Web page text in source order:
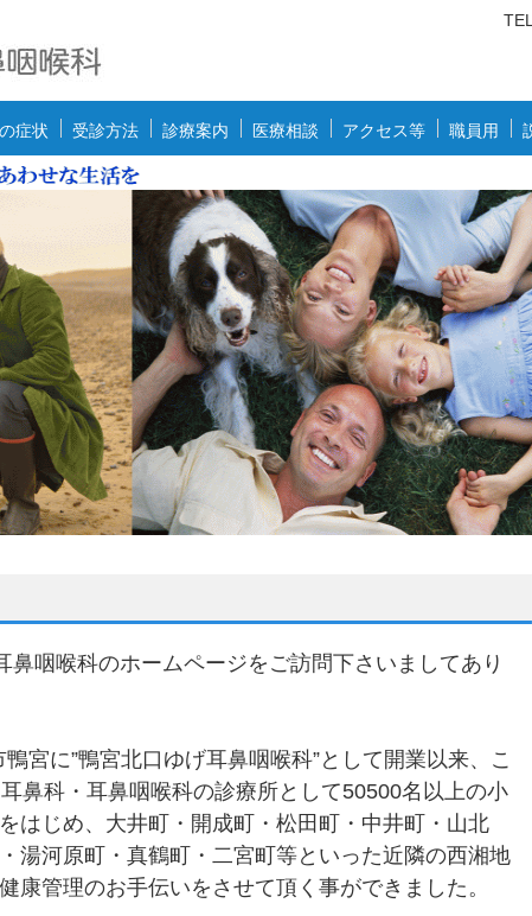
TEL.
症状 受診方法 診療案内 医療相談 アクセス等 職員用
鼻咽喉科のホームページをご訪問下さいましてあり
宮に”鴨宮北口ゆげ耳鼻咽喉科”として開業以来、こ
鼻科・耳鼻咽喉科の診療所として50500名以上の小
はじめ、大井町・開成町・松田町・中井町・山北
湯河原町・真鶴町・二宮町等といった近隣の西湘地
康管理のお手伝いをさせて頂く事ができました。